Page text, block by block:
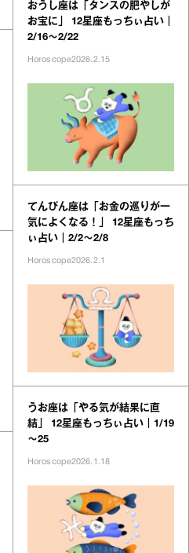
おうし座は「タンスの肥やしが
お宝に」 12星座もっちぃ占い｜
2/16～2/22
Horoscope2026.2.15
てんびん座は「お金の巡りが一
気によくなる！」 12星座もっち
ぃ占い｜2/2～2/8
Horoscope2026.2.1
うお座は「やる気が結果に直
結」 12星座もっちぃ占い｜1/19
～25
Horoscope2026.1.18